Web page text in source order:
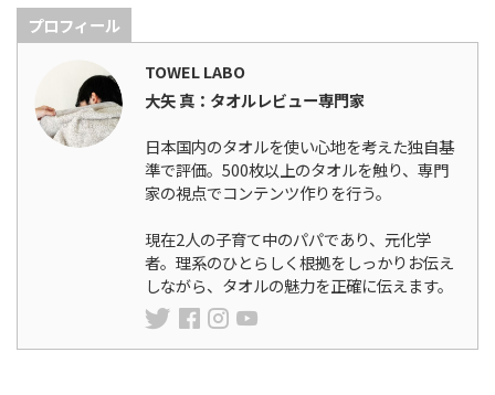
プロフィール
TOWEL LABO
大矢 真：タオルレビュー専門家
日本国内のタオルを使い心地を考えた独自基
準で評価。500枚以上のタオルを触り、専門
家の視点でコンテンツ作りを行う。
現在2人の子育て中のパパであり、元化学
者。理系のひとらしく根拠をしっかりお伝え
しながら、タオルの魅力を正確に伝えます。